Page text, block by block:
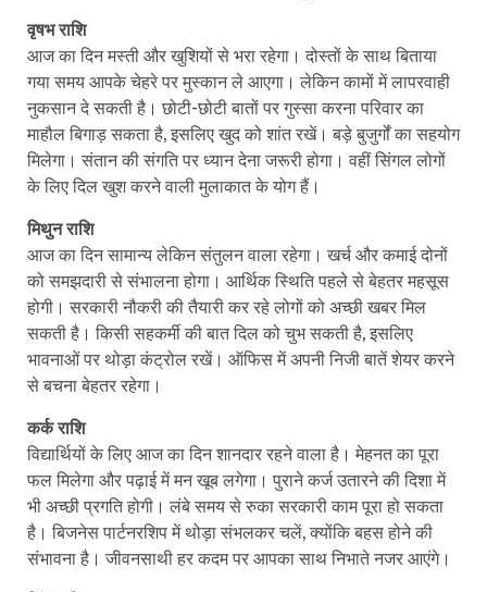
वृषभ राशि
आज का दिन मस्ती और खुशियों से भरा रहेगा। दोस्तों के साथ बिताया
गया समय आपके चेहरे पर मुस्कान ले आएगा। लेकिन कामों में लापरवाही
नुकसान दे सकती है। छोटी-छोटी बातों पर गुस्सा करना परिवार का
माहौल बिगाड़ सकता है, इसलिए खुद को शांत रखें। बड़े बुजुर्गों का सहयोग
मिलेगा। संतान की संगति पर ध्यान देना जरूरी होगा। वहीं सिंगल लोगों
के लिए दिल खुश करने वाली मुलाकात के योग हैं।
मिथुन राशि
आज का दिन सामान्य लेकिन संतुलन वाला रहेगा। खर्च और कमाई दोनों
को समझदारी से संभालना होगा। आर्थिक स्थिति पहले से बेहतर महसूस
होगी। सरकारी नौकरी की तैयारी कर रहे लोगों को अच्छी खबर मिल
सकती है। किसी सहकर्मी की बात दिल को चुभ सकती है, इसलिए
भावनाओं पर थोड़ा कंट्रोल रखें। ऑफिस में अपनी निजी बातें शेयर करने
से बचना बेहतर रहेगा।
कर्क राशि
विद्यार्थियों के लिए आज का दिन शानदार रहने वाला है। मेहनत का पूरा
फल मिलेगा और पढ़ाई में मन खूब लगेगा। पुराने कर्ज उतारने की दिशा में
भी अच्छी प्रगति होगी। लंबे समय से रुका सरकारी काम पूरा हो सकता
है। बिजनेस पार्टनरशिप में थोड़ा संभलकर चलें, क्योंकि बहस होने की
संभावना है। जीवनसाथी हर कदम पर आपका साथ निभाते नजर आएंगे।